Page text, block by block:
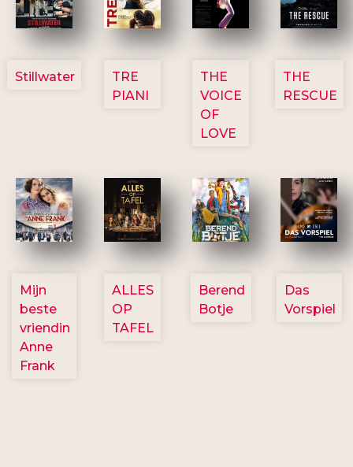
3123
Stillwater
3129
TRE
PIANI
3135
THE
VOICE
OF
LOVE
3148
THE
RESCUE
2757
Mijn
beste
vriendin
Anne
Frank
3154
ALLES
OP
TAFEL
2799
Berend
Botje
2777
Das
Vorspiel